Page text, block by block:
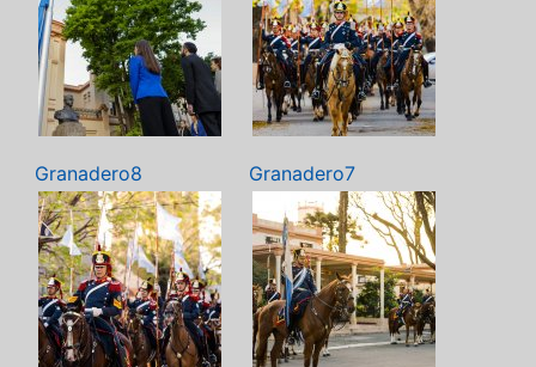
Granadero8 Granadero7